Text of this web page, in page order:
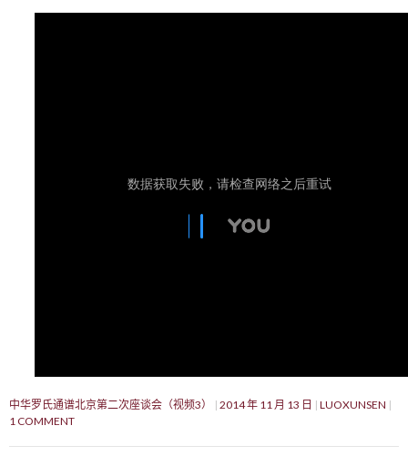
中华罗氏通谱北京第二次座谈会（视频3） 2014 年 11 月 13 日
LUOXUNSEN
1 COMMENT